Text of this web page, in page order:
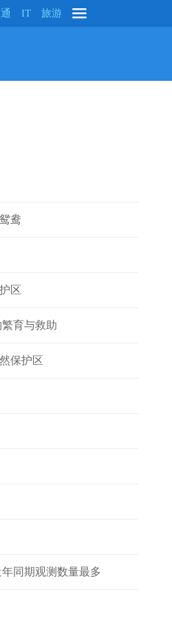
IT 旅游
鸯
区
育与救助
保护区
同期观测数量最多